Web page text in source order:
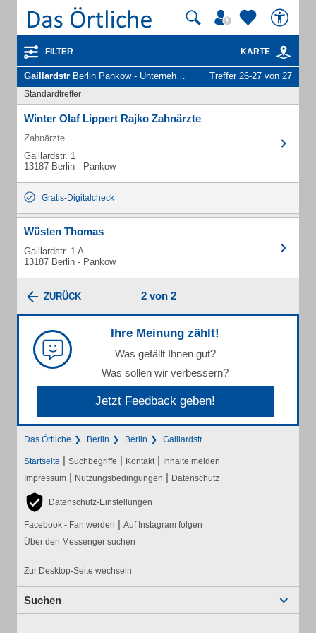
FILTER KARTE
Gaillardstr Berlin Pankow - Unternehmen und Personen Treffer 26-27 von 27
Standardtreffer
Winter Olaf Lippert Rajko Zahnärzte
Zahnärzte
Gaillardstr. 1
13187 Berlin - Pankow
Gratis-Digitalcheck
Wüsten Thomas
Gaillardstr. 1 A
13187 Berlin - Pankow
ZURÜCK 2 von 2
Ihre Meinung zählt!
Was gefällt Ihnen gut?
Was sollen wir verbessern?
Jetzt Feedback geben!
Das Örtliche Berlin Berlin Gaillardstr
Startseite | Suchbegriffe | Kontakt | Inhalte melden
Impressum | Nutzungsbedingungen | Datenschutz
Datenschutz-Einstellungen
Facebook - Fan werden | Auf Instagram folgen
Über den Messenger suchen
Zur Desktop-Seite wechseln
Suchen